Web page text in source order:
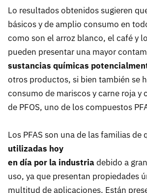
Lo resultados obtenidos sugieren
básicos y de amplio consumo en
como son el arroz blanco, el café y
pueden presentar una mayor
sustancias químicas
otros productos, si bien también se
consumo de mariscos y carne roja y
de PFOS, uno de los compuestos
Los PFAS son una de las familias de
utilizadas hoy
en día por la industriadebido a
uso, ya que presentan propiedades
multitud de aplicaciones. Están